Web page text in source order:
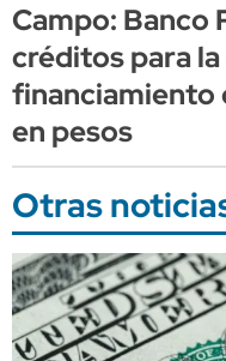
Campo: Banco
créditos para
financiamiento
en pesos
Otras